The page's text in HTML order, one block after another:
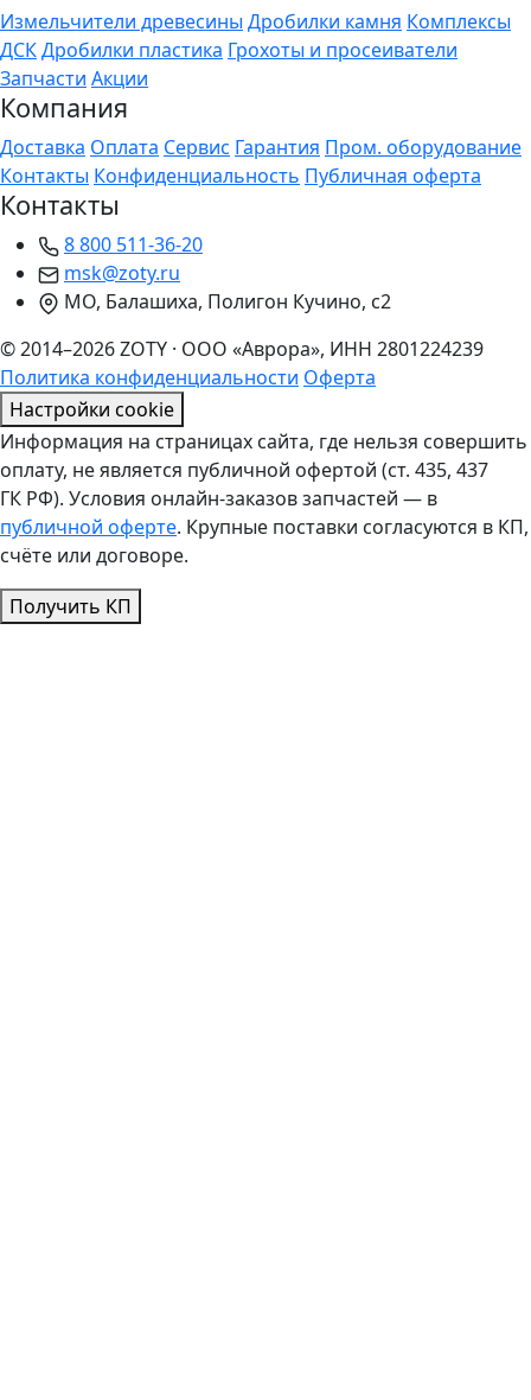
Измельчители древесины Дробилки камня Комплексы
ДСКДробилки пластика Грохоты и просеиватели
Запчасти Акции
Компания
Доставка Оплата Сервис Гарантия Пром. оборудование
Контакты Конфиденциальность Публичная оферта
Контакты
8 800 511-36-20
msk@zoty.ru
МО, Балашиха, Полигон Кучино, с2
© 2014–2026 ZOTY · ООО «Аврора», ИНН 2801224239
Политика конфиденциальности Оферта
Настройки cookie
Информация на страницах сайта, где нельзя совершить
оплату, не является публичной офертой (ст. 435, 437
ГК РФ). Условия онлайн-заказов запчастей — в
публичной оферте. Крупные поставки согласуются в КП,
счёте или договоре.
Получить КП